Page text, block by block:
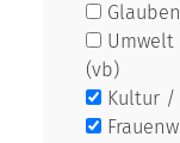
(vb)
Kultur